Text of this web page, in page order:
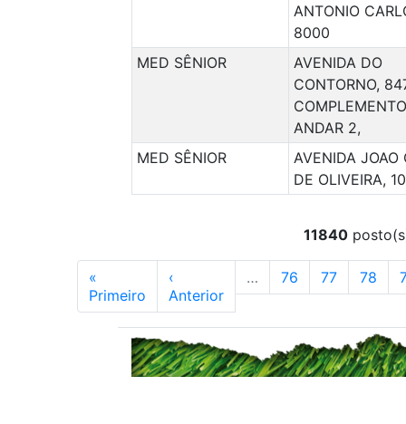
ANTONIO
8000
MED SÊNIOR
AVENIDA DO
CONTORNO,
ANDAR 2,
MED SÊNIOR
AVENIDA JOAO
DE OLIVEIRA,
11840
«
Primeiro
‹
Anterior
… 76 77 78